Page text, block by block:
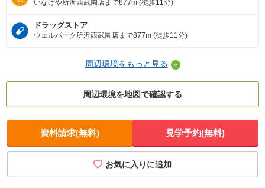
いなげや所沢西武園店まで877m (徒歩11分)
ドラッグストア
ウェルパーク所沢西武園店まで877m (徒歩11分)
周辺環境をもっと見る
周辺環境を地図で確認する
資料請求(無料) 見学予約(無料)
お気に入りに追加